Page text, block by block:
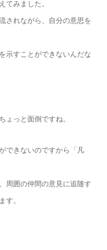
てみました。
されながら、自分の意思を
示すことができないんだな
ょっと面倒ですね。
できないのですから「凡
周囲の仲間の意見に追随す
す。